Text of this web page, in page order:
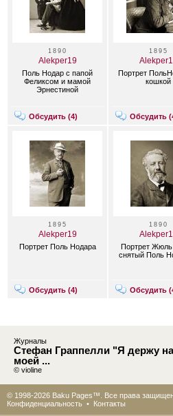
1890
Alekper19
Поль Нодар с папой
Феликсом и мамой
Эрнестиной
Обсудить (4)
1895
Портрет
кошкой
Обсудить (
1895
Alekper19
Портрет Поль Нодара
Обсудить (4)
1890
Портрет
снятый Поль
Обсудить (
Журналы
Стефан Граппелли "Я держу на
моей ...
© violine
© 1998-2026 Baku Pages™. Все права
Конфиденциальность • Контакты